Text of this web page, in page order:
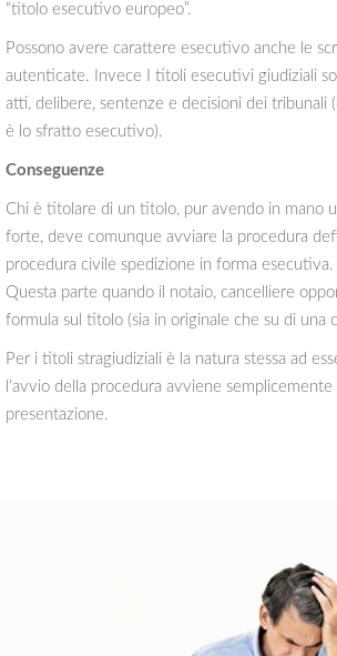
“titolo esecutivo europeo”.
Possono avere carattere esecutivo anche le
autenticate. Invece I titoli esecutivi giudiziali
atti, delibere, sentenze e decisioni dei tribunali
è lo sfratto esecutivo).
Conseguenze
Chi è titolare di un titolo, pur avendo in mano
forte, deve comunque avviare la procedura
procedura civile spedizione in forma esecutiva.
Questa parte quando il notaio, cancelliere
formula sul titolo (sia in originale che su di una
Per i titoli stragiudiziali è la natura stessa ad
l’avvio della procedura avviene
presentazione.